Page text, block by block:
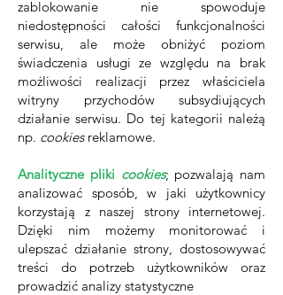
zablokowanie nie spowoduje
niedostępności całości funkcjonalności
serwisu, ale może obniżyć poziom
świadczenia usługi ze względu na brak
możliwości realizacji przez właściciela
witryny przychodów subsydiujących
działanie serwisu. Do tej kategorii należą
np. cookies reklamowe.
Analityczne pliki cookies; pozwalają nam
analizować sposób, w jaki użytkownicy
korzystają z naszej strony internetowej.
Dzięki nim możemy monitorować i
ulepszać działanie strony, dostosowywać
treści do potrzeb użytkowników oraz
prowadzić analizy statystyczne